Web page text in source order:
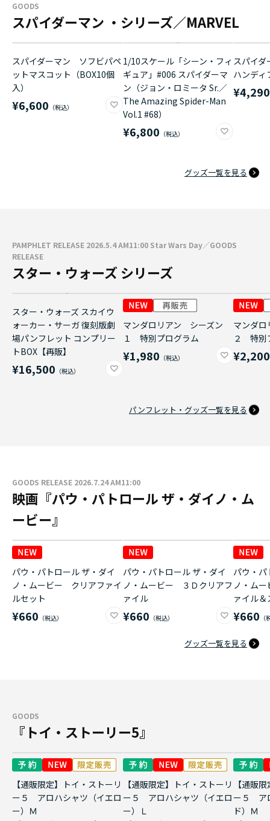
GOODS
スパイダーマン ・シリーズ／MARVEL
スパイダーマン ソフビパペ
ットマスコット（BOX10個
入）
¥6,600
1/10スケール「シーン・フィ
ギュア」#006 スパイダーマ
ン（ジョン・ロミータ Sr.／
The Amazing Spider-Man
Vol.1 #68）
¥6,800
スパイ
ハンディ
¥4,290
グッズ一覧を見る
PAMPHLET RELEASE 2026.5.4 AM11:00 Star Wars Day／GOODS
RELEASE
スター・ウォーズ シリーズ
スター・ウォーズ スカイウ
ォーカー・サーガ 復刻版劇
場パンフレット コンプリー
トBOX【再販】
¥16,500
マンダロリアン シーズン
１ 特別プログラム
¥1,980
マンダ
２ 特別
¥2,200
パンフレット・グッズ一覧を見る
GOODS RELEASE 2026.7.24 AM11:00
映画『パウ・パトロール ザ・ダイノ・ム
ービー』
パウ・パトロール ザ・ダイ
ノ・ムービー クリアファイ
ルセット
¥660
パウ・パトロール ザ・ダイ
ノ・ムービー ３Ｄクリアフ
ァイル
¥660
パウ・パ
ノ・ム
ァイル
¥660
グッズ一覧を見る
GOODS
『トイ・ストーリー5』
【通販限定】トイ・ストーリ
ー５ アロハシャツ（イエロ
ー）Ｍ
【通販限定】トイ・ストーリ
ー５ アロハシャツ（イエロ
ー）Ｌ
【通販
ー５ ア
ド）Ｍ